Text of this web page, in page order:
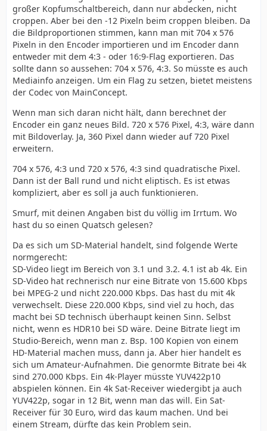
großer Kopfumschaltbereich, dann nur abdecken, nicht
croppen. Aber bei den -12 Pixeln beim croppen bleiben. Da
die Bildproportionen stimmen, kann man mit 704 x 576
Pixeln in den Encoder importieren und im Encoder dann
entweder mit dem 4:3 - oder 16:9-Flag exportieren. Das
sollte dann so aussehen: 704 x 576, 4:3. So müsste es auch
Mediainfo anzeigen. Um ein Flag zu setzen, bietet meistens
der Codec von MainConcept.
Wenn man sich daran nicht hält, dann berechnet der
Encoder ein ganz neues Bild. 720 x 576 Pixel, 4:3, wäre dann
mit Bildoverlay. Ja, 360 Pixel dann wieder auf 720 Pixel
erweitern.
704 x 576, 4:3 und 720 x 576, 4:3 sind quadratische Pixel.
Dann ist der Ball rund und nicht eliptisch. Es ist etwas
kompliziert, aber es soll ja auch funktionieren.
Smurf, mit deinen Angaben bist du völlig im Irrtum. Wo
hast du so einen Quatsch gelesen?
Da es sich um SD-Material handelt, sind folgende Werte
normgerecht:
SD-Video liegt im Bereich von 3.1 und 3.2. 4.1 ist ab 4k. Ein
SD-Video hat rechnerisch nur eine Bitrate von 15.600 Kbps
bei MPEG-2 und nicht 220.000 Kbps. Das hast du mit 4k
verwechselt. Diese 220.000 Kbps, sind viel zu hoch, das
macht bei SD technisch überhaupt keinen Sinn. Selbst
nicht, wenn es HDR10 bei SD wäre. Deine Bitrate liegt im
Studio-Bereich, wenn man z. Bsp. 100 Kopien von einem
HD-Material machen muss, dann ja. Aber hier handelt es
sich um Amateur-Aufnahmen. Die genormte Bitrate bei 4k
sind 270.000 Kbps. Ein 4k-Player müsste YUV422p10
abspielen können. Ein 4k Sat-Receiver wiedergibt ja auch
YUV422p, sogar in 12 Bit, wenn man das will. Ein Sat-
Receiver für 30 Euro, wird das kaum machen. Und bei
einem Stream, dürfte das kein Problem sein.